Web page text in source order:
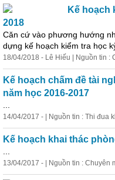
Kế hoạch
2018
Căn cứ vào phương hướng
dựng kế hoạch kiểm tra học
18/04/2018 - Lê Hiếu | Nguồn tin :
Kế hoạch chấm đề tài
năm học 2016-2017
14/04/2017 - | Nguồn tin : Thi đua
Kế hoạch khai thác
13/04/2017 - | Nguồn tin : Chuyên